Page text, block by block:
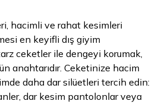
hacimli ve rahat kesimleri
en keyifli dış giyim
ceketler ile dengeyi korumak,
anahtarıdır. Ceketinize hacim
daha dar silüetleri tercih edin:
dar kesim pantolonlar veya